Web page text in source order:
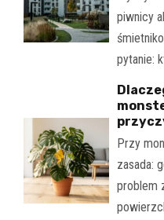
piwnicy
pytanie:
Przy
zasada:
problem